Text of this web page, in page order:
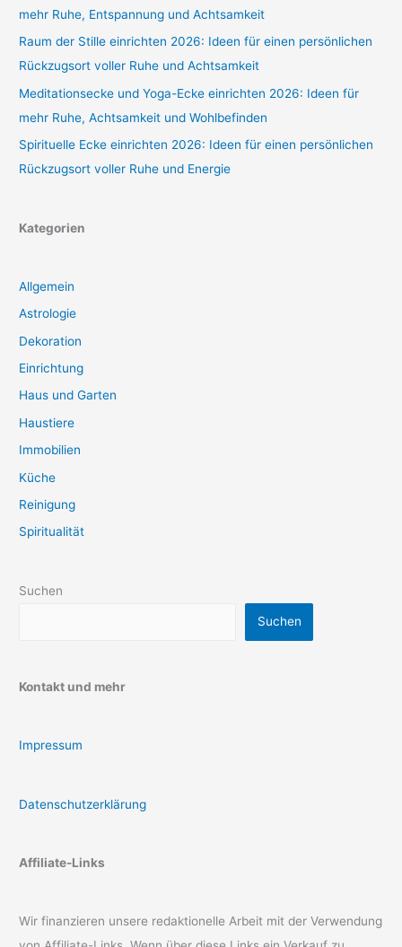
mehr Ruhe, Entspannung und Achtsamkeit
Raum der Stille einrichten 2026: Ideen für einen persönlichen
Rückzugsort voller Ruhe und Achtsamkeit
Meditationsecke und Yoga-Ecke einrichten 2026: Ideen für
mehr Ruhe, Achtsamkeit und Wohlbefinden
Spirituelle Ecke einrichten 2026: Ideen für einen persönlichen
Rückzugsort voller Ruhe und Energie
Kategorien
Allgemein
Astrologie
Dekoration
Einrichtung
Haus und Garten
Haustiere
Immobilien
Küche
Reinigung
Spiritualität
Suchen
Suchen
Kontakt und mehr
Impressum
Datenschutzerklärung
Affiliate-Links
Wir finanzieren unsere redaktionelle Arbeit mit der Verwendung